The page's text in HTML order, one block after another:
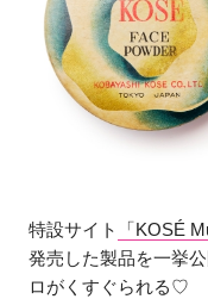
特設サイト 「KOSÉ
発売した製品を一挙
ロがくすぐられる♡